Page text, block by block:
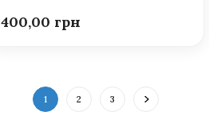
400,00
1 2 3